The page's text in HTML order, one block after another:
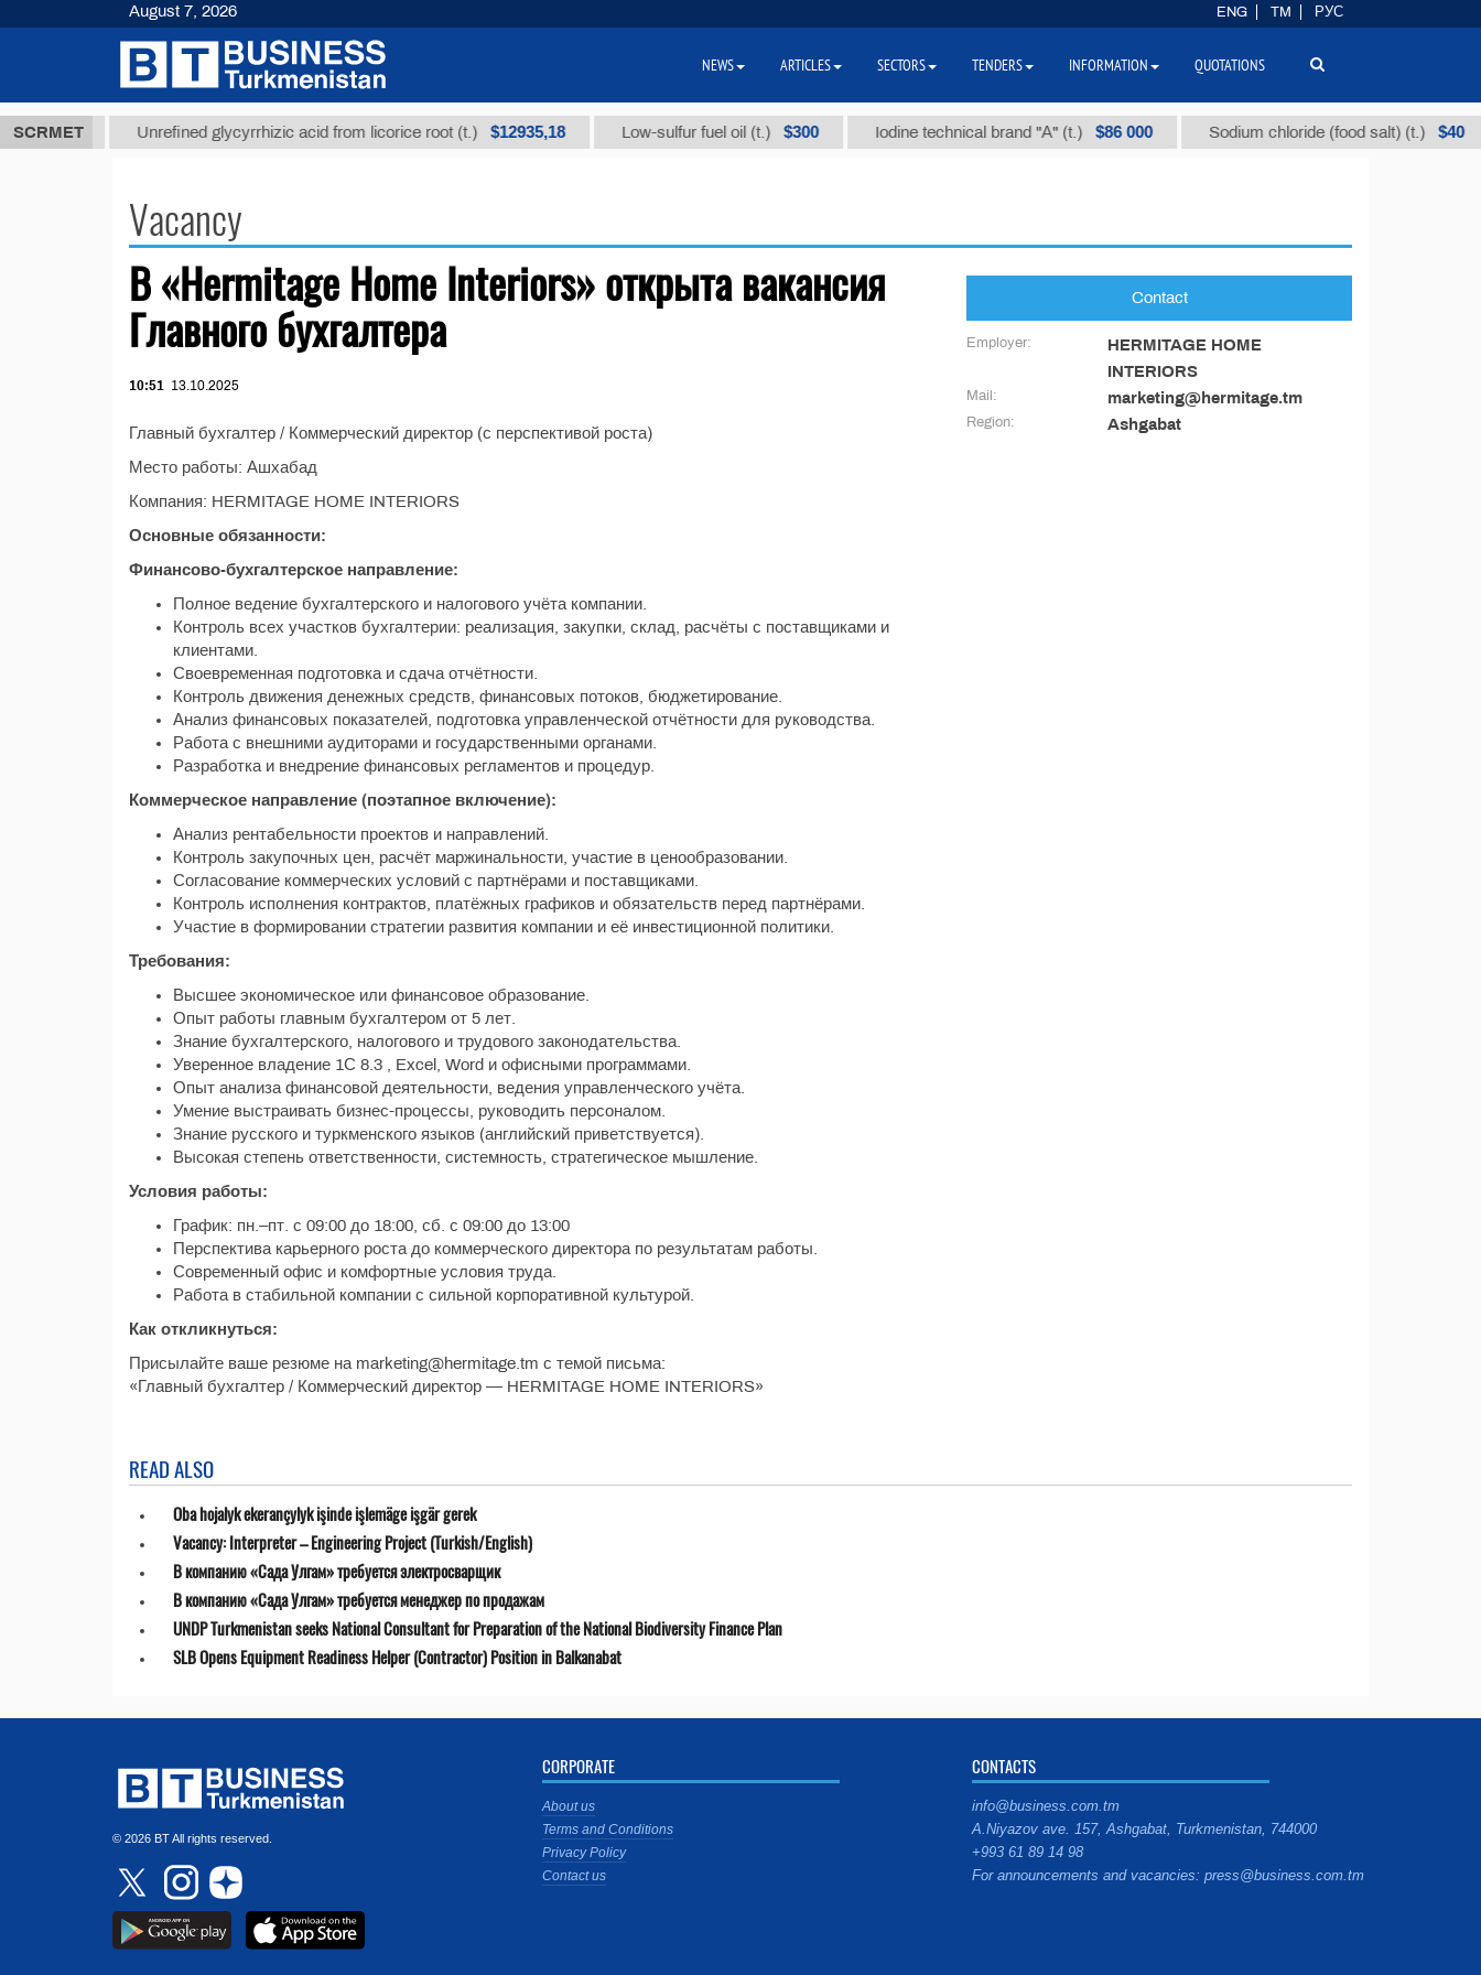
SCRMET
ТМТ Unrefined glycyrrhizic acid from licorice root (t.) $12935,18 Low-sulfur fuel oil (t.) $300 Iodine technical brand "А" (t.) $86 000 Sodium chloride (food salt) (t.) $40
Vacancy
В «Hermitage Home Interiors» открыта вакансия
Главного бухгалтера
10:51 13.10.2025
Главный бухгалтер / Коммерческий директор (с перспективой роста)
Место работы: Ашхабад
Компания: HERMITAGE HOME INTERIORS
Основные обязанности:
Финансово-бухгалтерское направление:
Полное ведение бухгалтерского и налогового учёта компании.
Контроль всех участков бухгалтерии: реализация, закупки, склад, расчёты с поставщиками и
клиентами.
Своевременная подготовка и сдача отчётности.
Контроль движения денежных средств, финансовых потоков, бюджетирование.
Анализ финансовых показателей, подготовка управленческой отчётности для руководства.
Работа с внешними аудиторами и государственными органами.
Разработка и внедрение финансовых регламентов и процедур.
Коммерческое направление (поэтапное включение):
Анализ рентабельности проектов и направлений.
Контроль закупочных цен, расчёт маржинальности, участие в ценообразовании.
Согласование коммерческих условий с партнёрами и поставщиками.
Контроль исполнения контрактов, платёжных графиков и обязательств перед партнёрами.
Участие в формировании стратегии развития компании и её инвестиционной политики.
Требования:
Высшее экономическое или финансовое образование.
Опыт работы главным бухгалтером от 5 лет.
Знание бухгалтерского, налогового и трудового законодательства.
Уверенное владение 1С 8.3 , Excel, Word и офисными программами.
Опыт анализа финансовой деятельности, ведения управленческого учёта.
Умение выстраивать бизнес-процессы, руководить персоналом.
Знание русского и туркменского языков (английский приветствуется).
Высокая степень ответственности, системность, стратегическое мышление.
Условия работы:
График: пн.–пт. с 09:00 до 18:00, сб. с 09:00 до 13:00
Перспектива карьерного роста до коммерческого директора по результатам работы.
Современный офис и комфортные условия труда.
Работа в стабильной компании с сильной корпоративной культурой.
Как откликнуться:
Присылайте ваше резюме на marketing@hermitage.tm с темой письма:
«Главный бухгалтер / Коммерческий директор — HERMITAGE HOME INTERIORS»
Contact
Employer:
HERMITAGE HOME
INTERIORS
Mail: marketing@hermitage.tm
Region: Ashgabat
READ ALSO
Oba hojalyk ekerançylyk işinde işlemäge işgär gerek
Vacancy: Interpreter – Engineering Project (Turkish/English)
В компанию «Сада Улгам» требуется электросварщик
В компанию «Сада Улгам» требуется менеджер по продажам
UNDP Turkmenistan seeks National Consultant for Preparation of the National Biodiversity Finance Plan
SLB Opens Equipment Readiness Helper (Contractor) Position in Balkanabat
© 2026 BT All rights reserved.
CORPORATE
About us
Terms and Conditions
Privacy Policy
Contact us
CONTACTS
info@business.com.tm
A.Niyazov ave. 157, Ashgabat, Turkmenistan, 744000
+993 61 89 14 98
For announcements and vacancies: press@business.com.tm
August 7, 2026 ENG TM РУС
NEWS ARTICLES SECTORS TENDERS INFORMATION QUOTATIONS